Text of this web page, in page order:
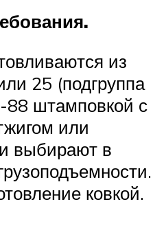
из
25 (подгруппа
штамповкой с
или
выбирают в
ковкой.